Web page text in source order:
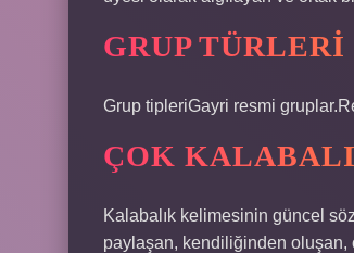
GRUP
Grup tipleriGayri resmi
ÇOK
Kalabalık kelimesinin güncel
paylaşan, kendiliğinden